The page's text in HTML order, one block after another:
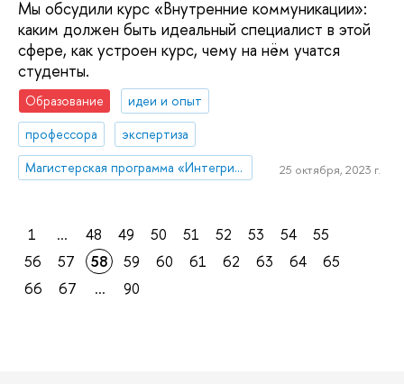
Мы обсудили курс «Внутренние коммуникации»:
каким должен быть идеальный специалист в этой
сфере, как устроен курс, чему на нём учатся
студенты.
Образование
идеи и опыт
профессора
экспертиза
Магистерская программа «Интегрированные коммуникации»
25 октября, 2023 г.
1 ... 48 49 50 51 52 53 54
55
56
57 58 59 60 61 62 63 64
65
66
67 ... 90